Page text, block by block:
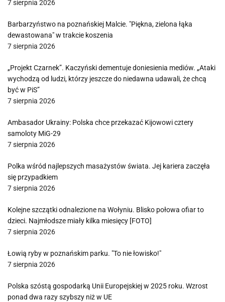
7 sierpnia 2026
Barbarzyństwo na poznańskiej Malcie. "Piękna, zielona łąka
dewastowana" w trakcie koszenia
7 sierpnia 2026
„Projekt Czarnek”. Kaczyński dementuje doniesienia mediów. „Ataki
wychodzą od ludzi, którzy jeszcze do niedawna udawali, że chcą
być w PiS”
7 sierpnia 2026
Ambasador Ukrainy: Polska chce przekazać Kijowowi cztery
samoloty MiG-29
7 sierpnia 2026
Polka wśród najlepszych masażystów świata. Jej kariera zaczęła
się przypadkiem
7 sierpnia 2026
Kolejne szczątki odnalezione na Wołyniu. Blisko połowa ofiar to
dzieci. Najmłodsze miały kilka miesięcy [FOTO]
7 sierpnia 2026
Łowią ryby w poznańskim parku. "To nie łowisko!"
7 sierpnia 2026
Polska szóstą gospodarką Unii Europejskiej w 2025 roku. Wzrost
ponad dwa razy szybszy niż w UE